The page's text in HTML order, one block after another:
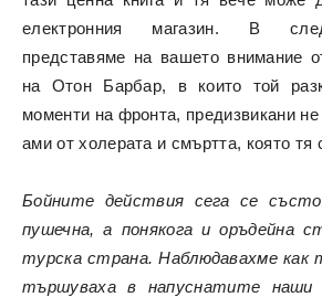
електронния магазин. В
представяме на вашето внимание
на Отон Барбар, в които той
моменти на фронта, предизвикани не
ами от холерата и смъртта, която тя
Бойните действия сега се
пушечна, а понякога и оръдейна
турска страна. Наблюдавахме как
тършуваха в напуснатите наши